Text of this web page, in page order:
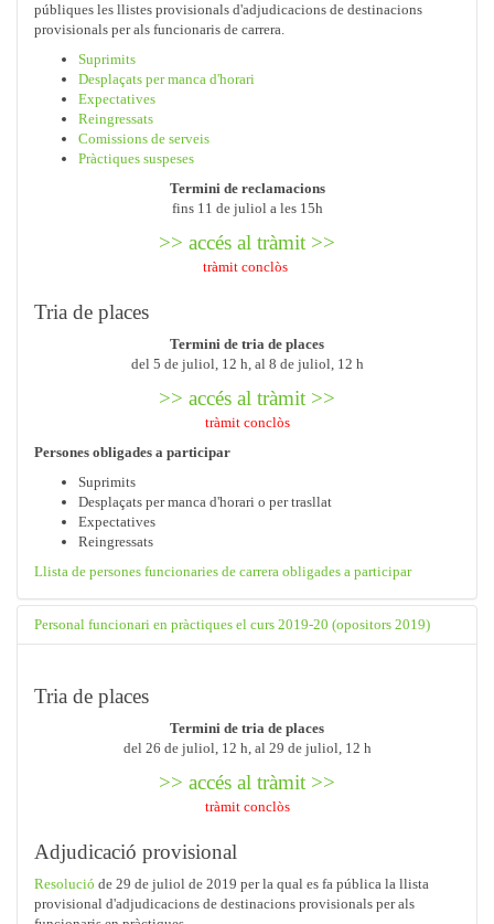
públiques les llistes provisionals d'adjudicacions de destinacions
provisionals per als funcionaris de carrera.
Suprimits
Desplaçats per manca d'horari
Expectatives
Reingressats
Comissions de serveis
Pràctiques suspeses
Termini de reclamacions
fins 11 de juliol a les 15h
>> accés al tràmit >>
tràmit conclòs
Tria de places
Termini de tria de places
del 5 de juliol, 12 h, al 8 de juliol, 12 h
>> accés al tràmit >>
tràmit conclòs
Persones obligades a participar
Suprimits
Desplaçats per manca d'horari o per trasllat
Expectatives
Reingressats
Llista de persones funcionaries de carrera obligades a participar
Personal funcionari en pràctiques el curs 2019-20 (opositors 2019)
Tria de places
Termini de tria de places
del 26 de juliol, 12 h, al 29 de juliol, 12 h
>> accés al tràmit >>
tràmit conclòs
Adjudicació provisional
Resolució de 29 de juliol de 2019 per la qual es fa pública la llista
provisional d'adjudicacions de destinacions provisionals per als